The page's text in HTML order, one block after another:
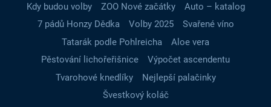
Kdy budou volby
ZOO Nové začátky
Auto – katalog
7 pádů Honzy Dědka
Volby 2025
Svařené víno
Tatarák podle Pohlreicha
Aloe vera
Pěstování lichořeřišnice
Výpočet ascendentu
Tvarohové knedlíky
Nejlepší palačinky
Švestkový koláč